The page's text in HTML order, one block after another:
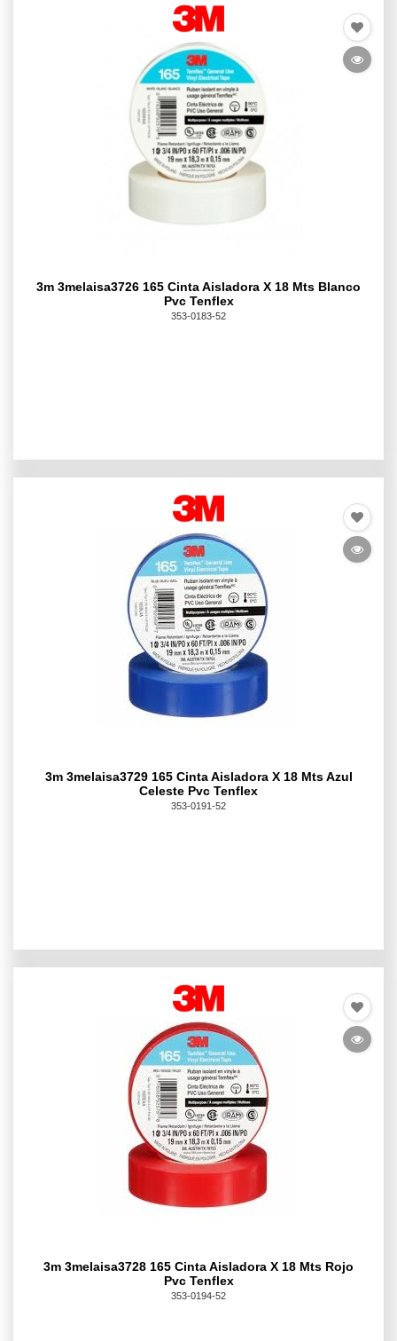
3m 3melaisa3726 165 Cinta Aisladora X 18 Mts Blanco
Pvc Tenflex
353-0183-52
3m 3melaisa3729 165 Cinta Aisladora X 18 Mts Azul
Celeste Pvc Tenflex
353-0191-52
3m 3melaisa3728 165 Cinta Aisladora X 18 Mts Rojo
Pvc Tenflex
353-0194-52